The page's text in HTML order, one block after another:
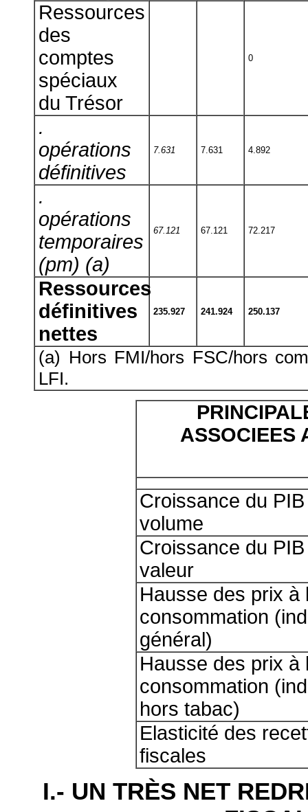
Ressources
des
comptes
spéciaux
du Trésor
0
.
opérations
définitives
7.631 7.631 4.892
.
opérations
temporaires
(pm) (a)
67.121 67.121 72.217
Ressources
définitives
nettes
235.927 241.924 250.137
(a) Hors FMI/hors FSC/hors
LFI.
ASSOCIEES
Croissance du
volume
Croissance du
valeur
Hausse des prix à
consommation
général)
Hausse des prix à
consommation
hors tabac)
Elasticité des
fiscales
I.- UN TRÈS NET